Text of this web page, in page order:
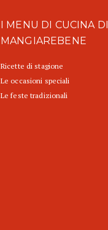
I MENU DI CUCINA DI
MANGIAREBENE
Ricette di stagione
Le occasioni speciali
Le feste tradizionali